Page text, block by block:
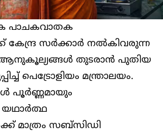
പാചകവാതക
സർക്കാർ നൽകിവരുന്ന
തുടരാൻ പുതിയ
പെട്രോളിയം മന്ത്രാലയം.
പൂർണ്ണമായും
യഥാർത്ഥ
മാത്രം സബ്‌സിഡി